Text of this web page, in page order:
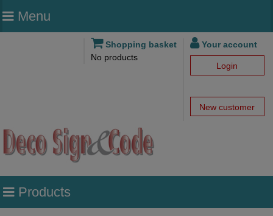
Menu
Shopping basket
No products
Your account
Login
New customer
Products